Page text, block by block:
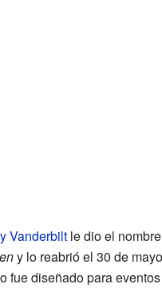
Vanderbilt le dio el
y lo reabrió el 30 de
fue diseñado para